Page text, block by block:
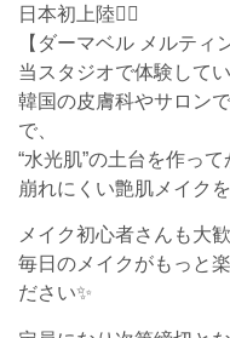
日本初上陸❤️‍🔥
【ダーマベル メルティ
当スタジオで体験して
韓国の皮膚科やサロン
で、
“水光肌”の土台を作って
崩れにくい艶肌メイク
メイク初心者さんも大
毎日のメイクがもっと
ださい✨